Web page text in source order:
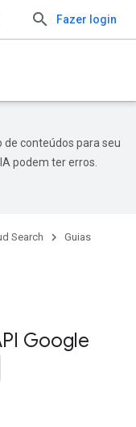
Fazer login
de conteúdos para seu
podem ter erros.
Search Guias
Google